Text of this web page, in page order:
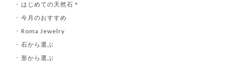
はじめての天然石＊
今月のおすすめ
Roma Jewelry
石から選ぶ
形から選ぶ